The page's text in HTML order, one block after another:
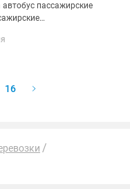
пассажирские
20 шт, КОНДЕР
16